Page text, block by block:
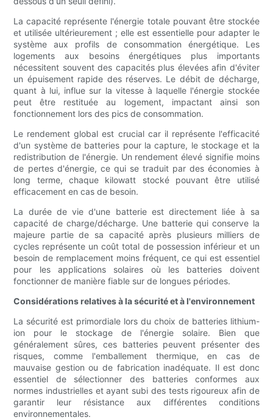
La capacité représente l'énergie totale pouvant être stockée
et utilisée ultérieurement ; elle est essentielle pour adapter le
système aux profils de consommation énergétique. Les
logements aux besoins énergétiques plus importants
nécessitent souvent des capacités plus élevées afin d'éviter
un épuisement rapide des réserves. Le débit de décharge,
quant à lui, influe sur la vitesse à laquelle l'énergie stockée
peut être restituée au logement, impactant ainsi son
fonctionnement lors des pics de consommation.
Le rendement global est crucial car il représente l'efficacité
d'un système de batteries pour la capture, le stockage et la
redistribution de l'énergie. Un rendement élevé signifie moins
de pertes d'énergie, ce qui se traduit par des économies à
long terme, chaque kilowatt stocké pouvant être utilisé
efficacement en cas de besoin.
La durée de vie d'une batterie est directement liée à sa
capacité de charge/décharge. Une batterie qui conserve la
majeure partie de sa capacité après plusieurs milliers de
cycles représente un coût total de possession inférieur et un
besoin de remplacement moins fréquent, ce qui est essentiel
pour les applications solaires où les batteries doivent
fonctionner de manière fiable sur de longues périodes.
Considérations relatives à la sécurité et à l'environnement
La sécurité est primordiale lors du choix de batteries lithium-
ion pour le stockage de l'énergie solaire. Bien que
généralement sûres, ces batteries peuvent présenter des
risques, comme l'emballement thermique, en cas de
mauvaise gestion ou de fabrication inadéquate. Il est donc
essentiel de sélectionner des batteries conformes aux
normes industrielles et ayant subi des tests rigoureux afin de
garantir leur résistance aux différentes conditions
environnementales.